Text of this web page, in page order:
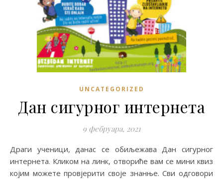
UNCATEGORIZED
Дан сигурног интернета
9 фебруара, 2021
Драги ученици, данас се обиљежава Дан сигурног
интернета. Кликом на линк, отвориће вам се мини квиз
којим можете провјерити своје знанње. Сви одговори